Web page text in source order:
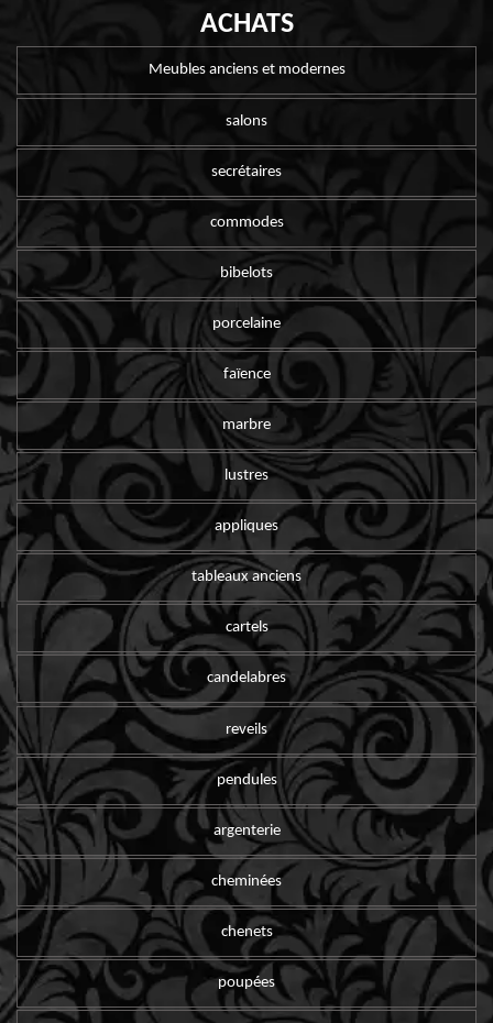
ACHATS
Meubles anciens et modernes
salons
secrétaires
commodes
bibelots
porcelaine
faïence
marbre
lustres
appliques
tableaux anciens
cartels
candelabres
reveils
pendules
argenterie
cheminées
chenets
poupées